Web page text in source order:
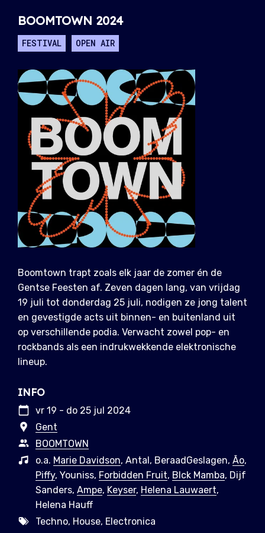
BOOMTOWN 2024
FESTIVAL OPEN AIR
Boomtown trapt zoals elk jaar de zomer én de
Gentse Feesten af. Zeven dagen lang, van vrijdag
19 juli tot donderdag 25 juli, nodigen ze jong talent
en gevestigde acts uit binnen- en buitenland uit
op verschillende podia. Verwacht zowel pop- en
rockbands als een indrukwekkende elektronische
lineup.
INFO
vr 19 - do 25 jul 2024
Gent
BOOMTOWN
o.a. Marie Davidson, Antal, BeraadGeslagen, Ão,
Piffy, Youniss, Forbidden Fruit, Blck Mamba, Dijf
Sanders, Ampe, Keyser, Helena Lauwaert,
Helena Hauff
Techno, House, Electronica